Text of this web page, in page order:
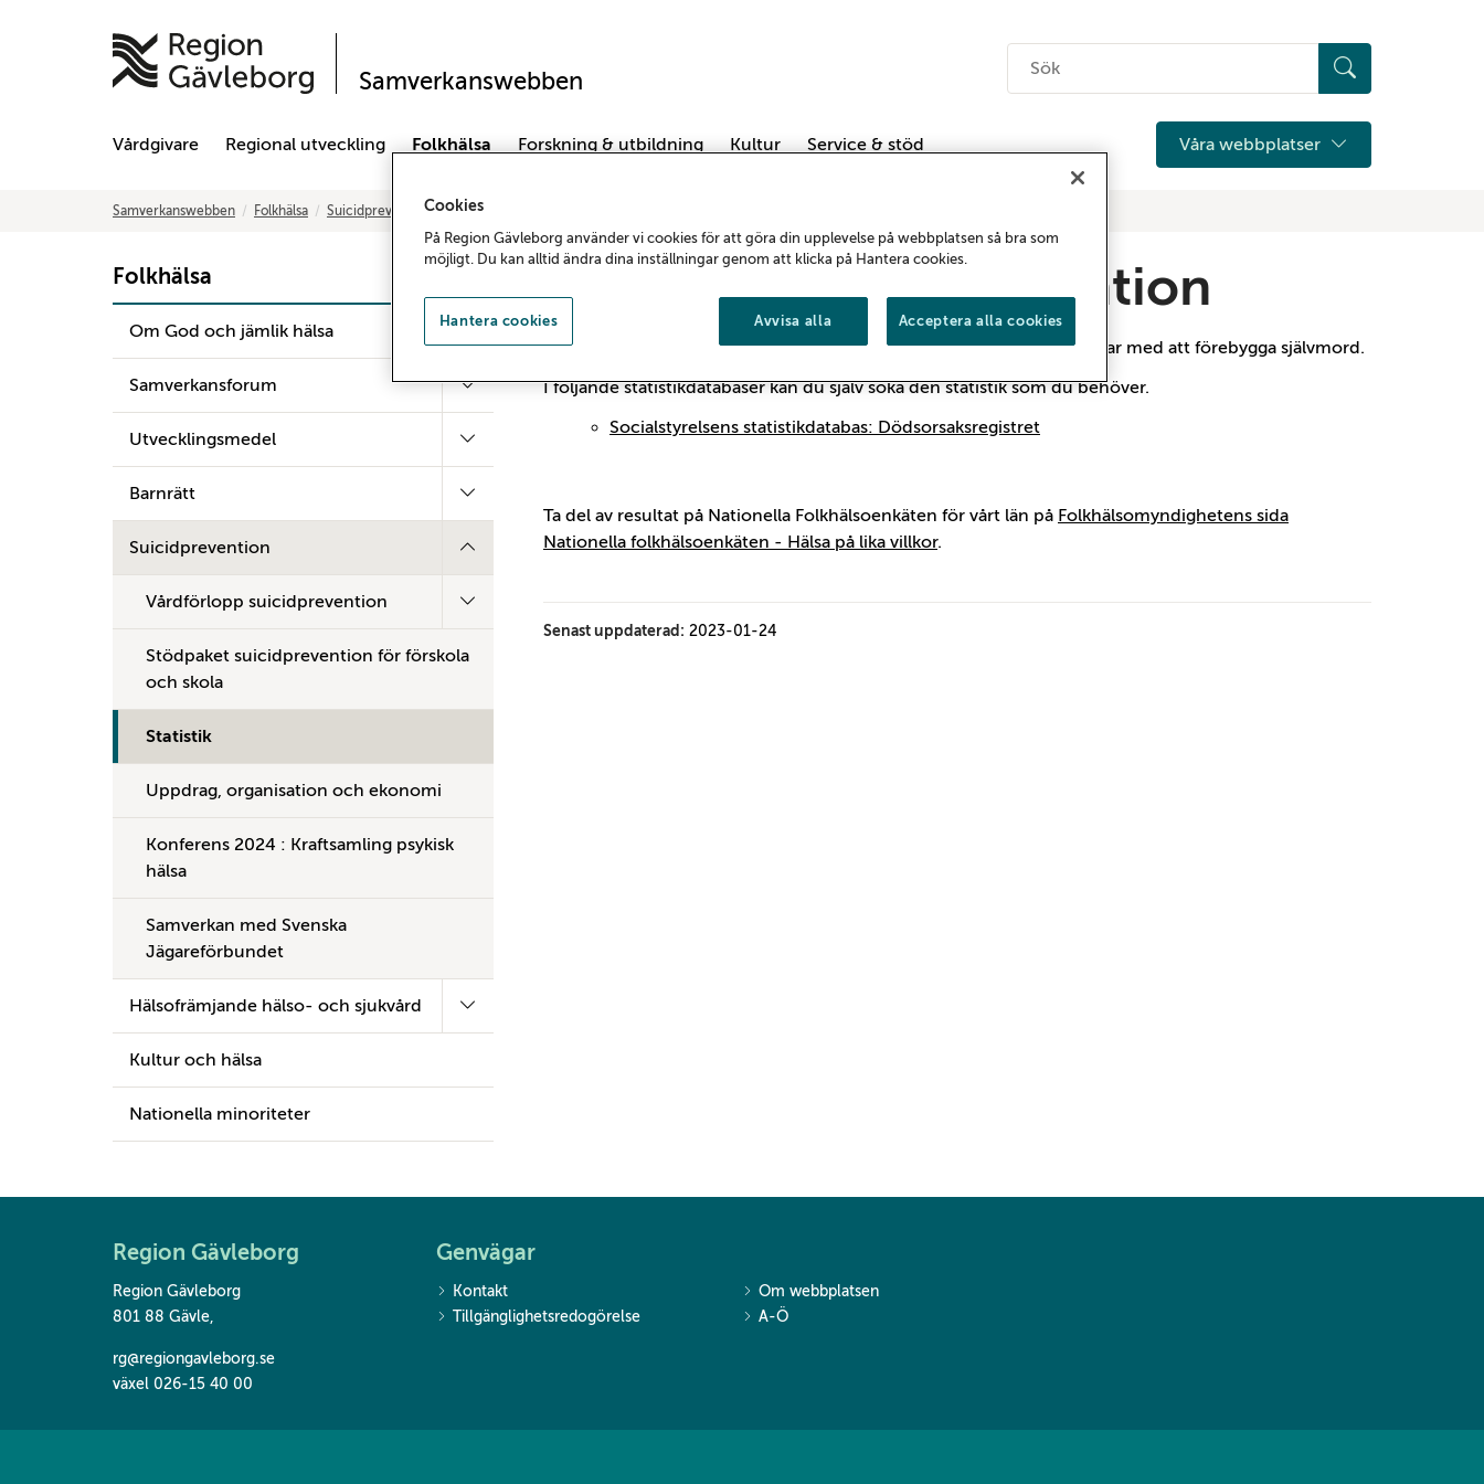
Samverkanswebben
Vårdgivare
Regional utveckling Folkhälsa Forskning & utbildning Kultur Service & stöd Våra webbplatser
Samverkanswebben Folkhälsa Suicidprevention Statistik
Folkhälsa
Om God och jämlik hälsa
Samverkansforum
Utvecklingsmedel
Barnrätt
Suicidprevention
Vårdförlopp suicidprevention
Stödpaket suicidprevention för förskola
och skola
Statistik
Uppdrag, organisation och ekonomi
Konferens 2024 : Kraftsamling psykisk
hälsa
Samverkan med Svenska
Jägareförbundet
Hälsofrämjande hälso- och sjukvård
Kultur och hälsa
Nationella minoriteter
Statistik - suicidprevention
Suicidprevention.se
är Folkhälsomyndighetens sida för dig som arbetar med att förebygga självmord.
I följande statistikdatabaser kan du själv söka den statistik som du behöver.
Socialstyrelsens statistikdatabas: Dödsorsaksregistret
Ta del av resultat på Nationella Folkhälsoenkäten för vårt län på Folkhälsomyndighetens sida
Nationella folkhälsoenkäten - Hälsa på lika villkor.
Senast uppdaterad: 2023-01-24
Region Gävleborg
Region Gävleborg
801 88 Gävle,
rg@regiongavleborg.se
växel 026-15 40 00
Genvägar
Kontakt
Om webbplatsen
Tillgänglighetsredogörelse
A-Ö
Cookies
På Region Gävleborg använder vi cookies för att göra din upplevelse på webbplatsen så bra som
möjligt. Du kan alltid ändra dina inställningar genom att klicka på Hantera cookies.
Avvisa alla Acceptera alla cookies
Hantera cookies